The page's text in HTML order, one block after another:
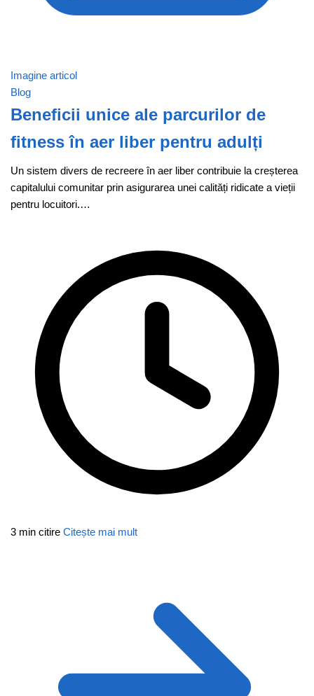
Imagine articol
Blog
Beneficii unice ale parcurilor de
fitness în aer liber pentru adulți
Un sistem divers de recreere în aer liber contribuie la creșterea
capitalului comunitar prin asigurarea unei calități ridicate a vieții
pentru locuitori.…
3 min citire Citește mai mult